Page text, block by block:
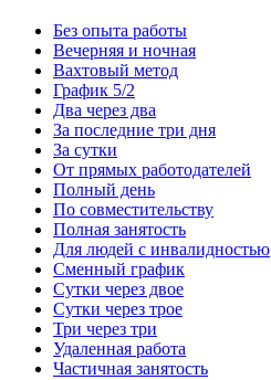
Без опыта работы
Вечерняя и ночная
Вахтовый метод
График 5/2
Два через два
За последние три дня
За сутки
От прямых работодателей
Полный день
По совместительству
Полная занятость
Для людей с инвалидностью
Сменный график
Сутки через двое
Сутки через трое
Три через три
Удаленная работа
Частичная занятость